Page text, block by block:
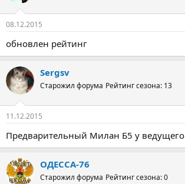
08.12.2015
обновлен рейтинг
Sergsv
Старожил форума Рейтинг сезона: 13
11.12.2015
Предварительный Милан Б5 у ведущего
ОДЕССА-76
Старожил форума Рейтинг сезона: 0